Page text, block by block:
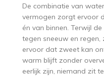
De combinatie van
vermogen zorgt ervoor
én van binnen. Terwijl
tegen sneeuw en
ervoor dat zweet kan
warm blijft zonder
eerlijk zijn, niemand zit